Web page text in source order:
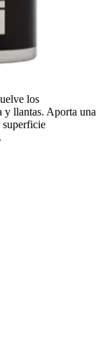
los
y llantas. Aporta una
superficie